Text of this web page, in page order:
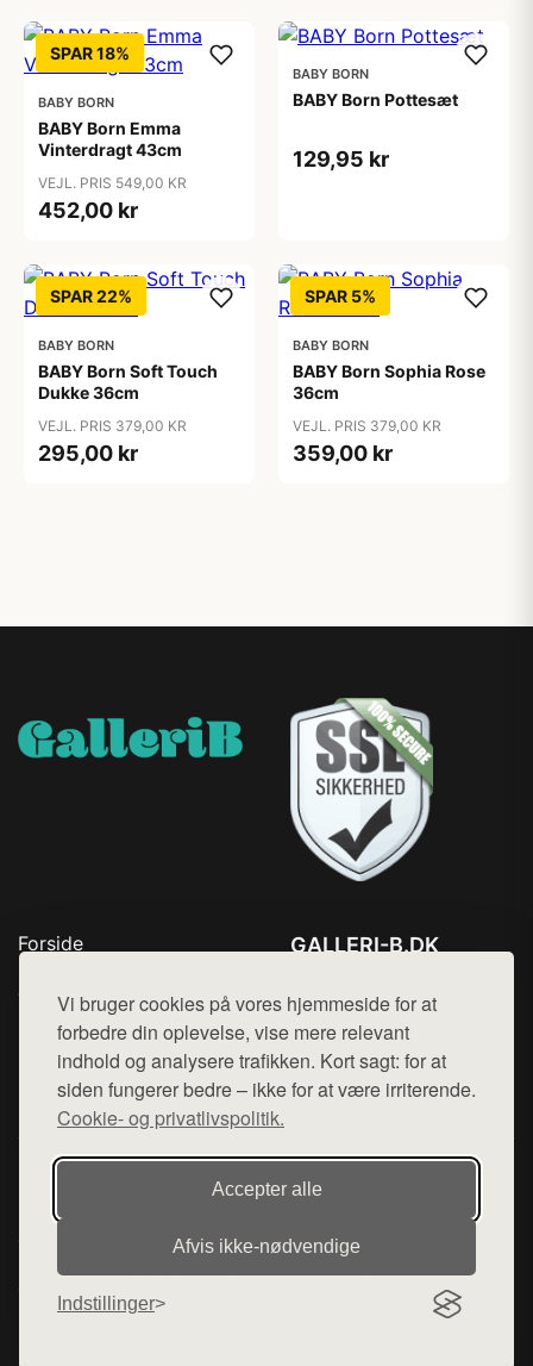
Vi bruger cookies på vores hjemmeside for at
forbedre din oplevelse, vise mere relevant
indhold og analysere trafikken. Kort sagt: for at
siden fungerer bedre – ikke for at være irriterende.
Cookie- og privatlivspolitik.
Accepter alle
Afvis ikke‑nødvendige
Indstillinger
SPAR 18%
BABY BORN
BABY Born Emma
Vinterdragt 43cm
VEJL. PRIS 549,00 KR
452,00 kr
BABY BORN
BABY Born Pottesæt
129,95 kr
SPAR 22%
BABY BORN
BABY Born Soft Touch
Dukke 36cm
VEJL. PRIS 379,00 KR
295,00 kr
SPAR 5%
BABY BORN
BABY Born Sophia Rose
36cm
VEJL. PRIS 379,00 KR
359,00 kr
Forside
Top Rabatter
Blog
Kontakt
GALLERI-B.DK
Mail: hej@want.dk
Cookie- og privatlivspolitik
Denne side er en del af want.dk, der udgiver en række
hjemmesider med præsentation af forskellige produkter fra
diverse webshops. Der sælges ikke varer fra denne side - vi
henviser til de shops, som sælger varen. Vi har heller ikke
varerne på lager.